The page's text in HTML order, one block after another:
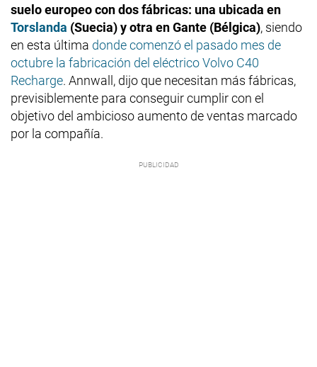
suelo europeo con dos fábricas: una ubicada en
Torslanda (Suecia) y otra en Gante (Bélgica), siendo
en esta última donde comenzó el pasado mes de
octubre la fabricación del eléctrico Volvo C40
Recharge. Annwall, dijo que necesitan más fábricas,
previsiblemente para conseguir cumplir con el
objetivo del ambicioso aumento de ventas marcado
por la compañía.